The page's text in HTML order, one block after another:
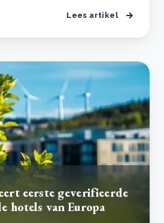
Lees artikel
eerste geverifieerde
hotels van Europa